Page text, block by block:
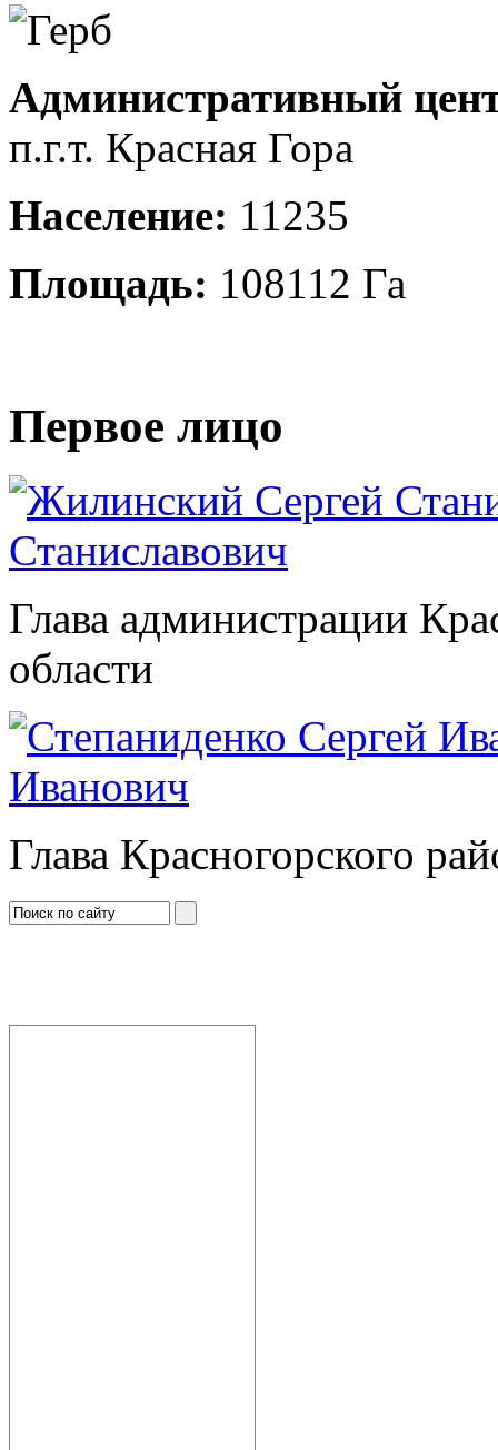
Административный
п.г.т. Красная Гора
Население: 11235
Площадь: 108112 Га
Первое лицо
Станиславович
Глава администрации
области
Иванович
Глава Красногорского